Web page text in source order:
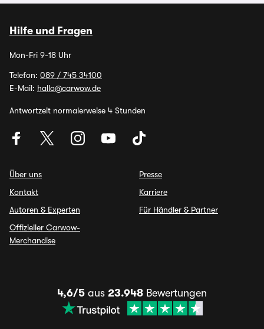
Hilfe und Fragen
Mon-Fri 9-18 Uhr
Telefon: 089 / 745 34100
E-Mail: hallo@carwow.de
Antwortzeit normalerweise 4 Stunden
Über uns
Kontakt
Autoren & Experten
Offizieller Carwow-
Merchandise
Presse
Karriere
Für Händler & Partner
4,6/5 aus 23.948 Bewertungen